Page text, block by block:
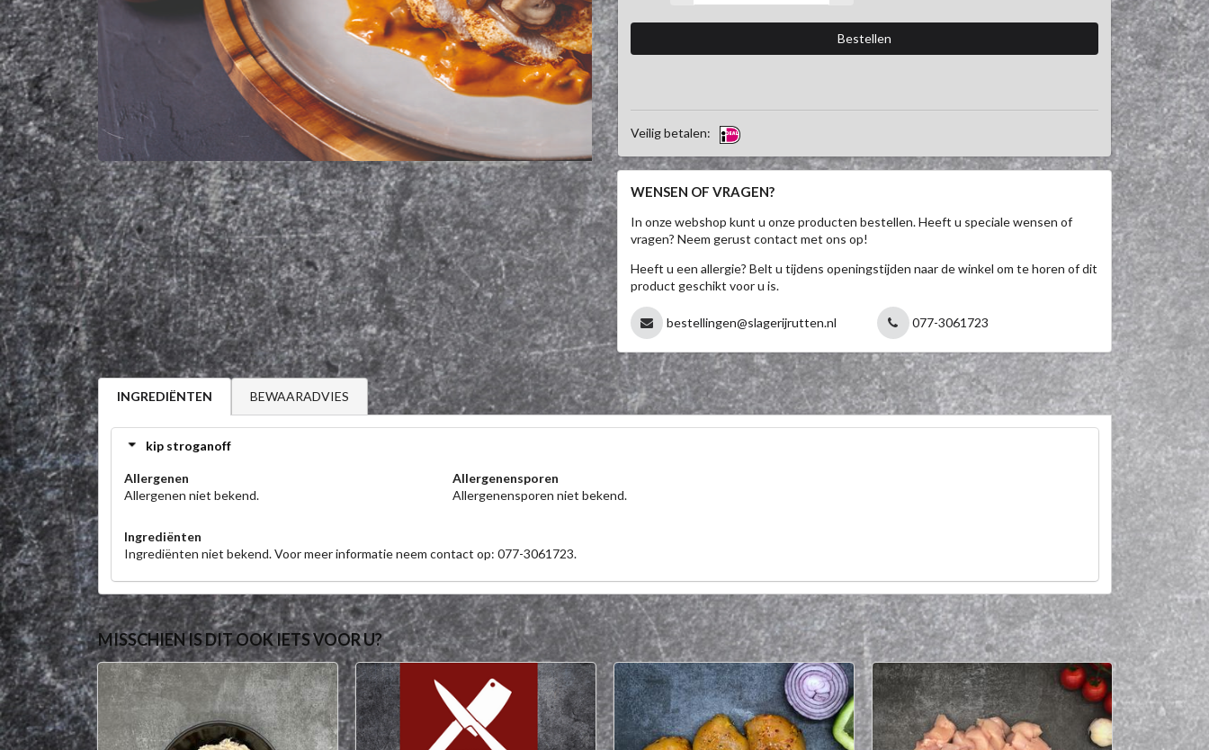
Veilig betalen:
WENSEN OF VRAGEN?
In onze webshop kunt u onze producten bestellen. Heeft u speciale wensen of
vragen? Neem gerust contact met ons op!
Heeft u een allergie? Belt u tijdens openingstijden naar de winkel om te horen of dit
product geschikt voor u is.
bestellingen@slagerijrutten.nl 077-3061723
INGREDIËNTEN BEWAARADVIES
kip stroganoff
Allergenen
Allergenen niet bekend.
Allergenensporen
Allergenensporen niet bekend.
Ingrediënten
Ingrediënten niet bekend. Voor meer informatie neem contact op: 077-3061723.
MISSCHIEN IS DIT OOK IETS VOOR U?